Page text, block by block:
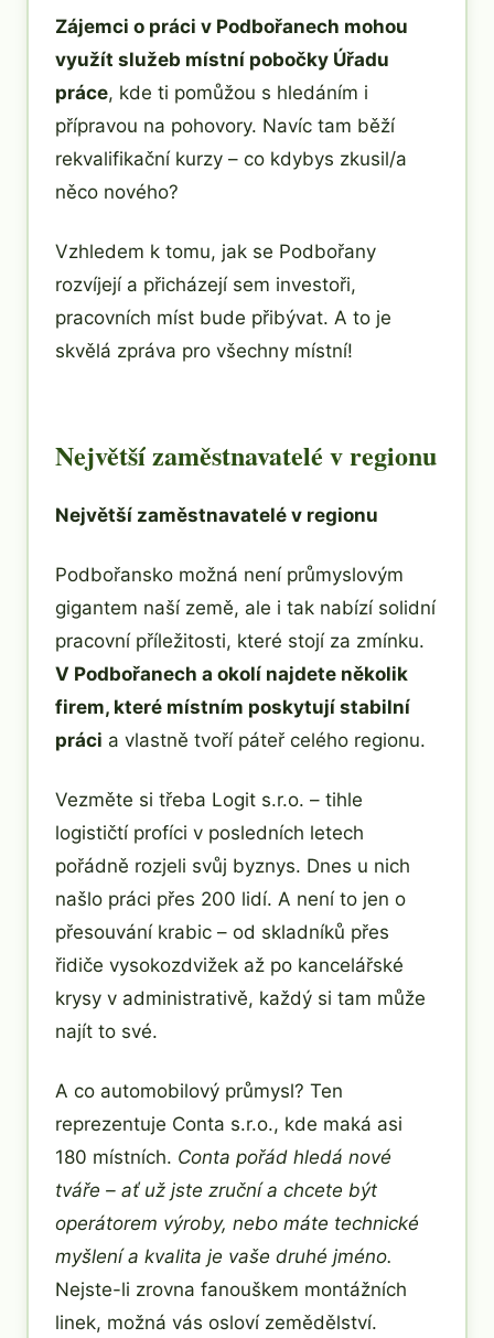
Zájemci o práci v Podbořanech mohou
využít služeb místní pobočky Úřadu
práce, kde ti pomůžou s hledáním i
přípravou na pohovory. Navíc tam běží
rekvalifikační kurzy – co kdybys zkusil/a
něco nového?
Vzhledem k tomu, jak se Podbořany
rozvíjejí a přicházejí sem investoři,
pracovních míst bude přibývat. A to je
skvělá zpráva pro všechny místní!
Největší zaměstnavatelé v regionu
Největší zaměstnavatelé v regionu
Podbořansko možná není průmyslovým
gigantem naší země, ale i tak nabízí solidní
pracovní příležitosti, které stojí za zmínku.
V Podbořanech a okolí najdete několik
firem, které místním poskytují stabilní
práci a vlastně tvoří páteř celého regionu.
Vezměte si třeba Logit s.r.o. – tihle
logističtí profíci v posledních letech
pořádně rozjeli svůj byznys. Dnes u nich
našlo práci přes 200 lidí. A není to jen o
přesouvání krabic – od skladníků přes
řidiče vysokozdvižek až po kancelářské
krysy v administrativě, každý si tam může
najít to své.
A co automobilový průmysl? Ten
reprezentuje Conta s.r.o., kde maká asi
180 místních. Conta pořád hledá nové
tváře – ať už jste zruční a chcete být
operátorem výroby, nebo máte technické
myšlení a kvalita je vaše druhé jméno.
Nejste-li zrovna fanouškem montážních
linek, možná vás osloví zemědělství.